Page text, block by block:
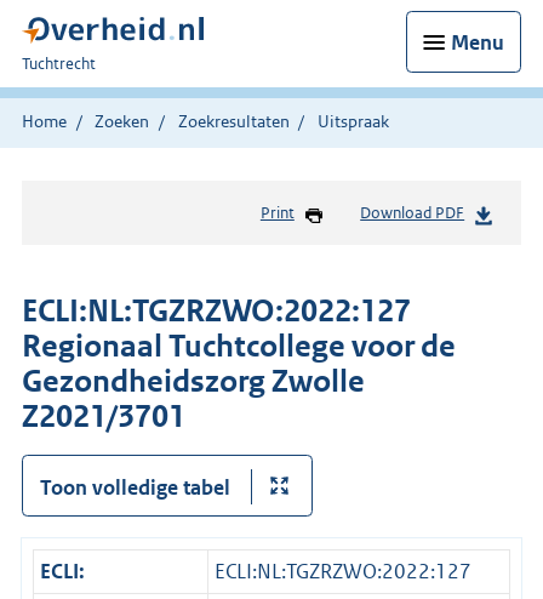
Menu
U
bent
hier:
Tuchtrecht
Home Zoeken Zoekresultaten Uitspraak
Print Download PDF
ECLI:NL:TGZRZWO:2022:127
Regionaal Tuchtcollege voor de
Gezondheidszorg Zwolle
Z2021/3701
Toon volledige tabel
ECLI:
ECLI:NL:TGZRZWO:2022:127